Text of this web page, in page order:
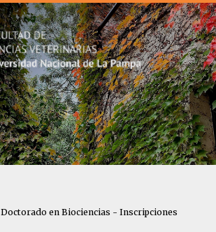
Doctorado en Biociencias - Inscripciones